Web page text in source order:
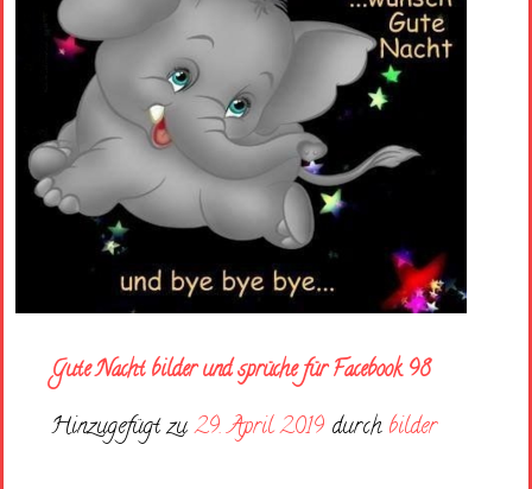
Gute Nacht bilder und sprüche für Facebook 98
Hinzugefügt zu29. April 2019 durch bilder